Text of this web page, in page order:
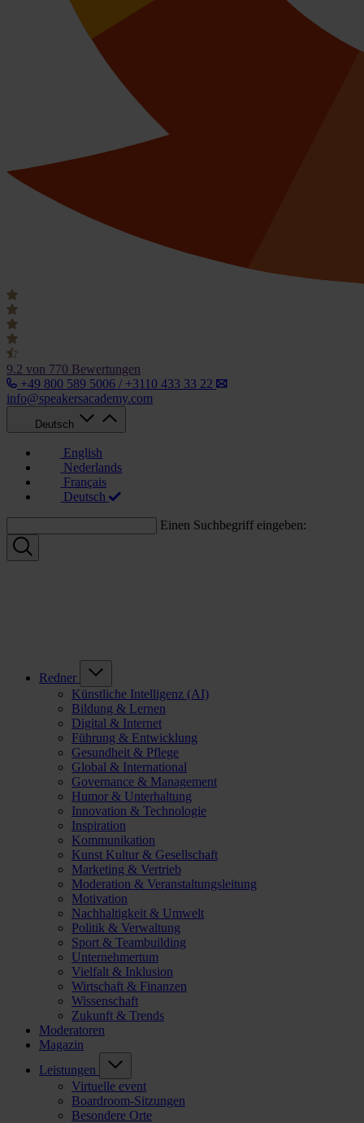
9.2 von 770 Bewertungen
+49 800 589 5006 / +3110 433 33 22
info@speakersacademy.com
Deutsch
English
Nederlands
Français
Deutsch
Einen Suchbegriff eingeben:
Redner
Künstliche Intelligenz (AI)
Bildung & Lernen
Digital & Internet
Führung & Entwicklung
Gesundheit & Pflege
Global & International
Governance & Management
Humor & Unterhaltung
Innovation & Technologie
Inspiration
Kommunikation
Kunst Kultur & Gesellschaft
Marketing & Vertrieb
Moderation & Veranstaltungsleitung
Motivation
Nachhaltigkeit & Umwelt
Politik & Verwaltung
Sport & Teambuilding
Unternehmertum
Vielfalt & Inklusion
Wirtschaft & Finanzen
Wissenschaft
Zukunft & Trends
Moderatoren
Magazin
Leistungen
Virtuelle event
Boardroom-Sitzungen
Besondere Orte